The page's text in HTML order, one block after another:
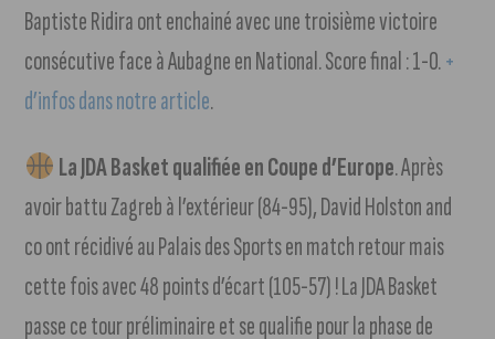
Baptiste Ridira ont enchainé avec une troisième victoire
consécutive face à Aubagne en National. Score final : 1-0.+
d’infos dans notre article.
La JDA Basket qualifiée en Coupe d’Europe. Après
avoir battu Zagreb à l’extérieur (84-95), David Holston and
co ont récidivé au Palais des Sports en match retour mais
cette fois avec 48 points d’écart (105-57) ! La JDA Basket
passe ce tour préliminaire et se qualifie pour la phase de